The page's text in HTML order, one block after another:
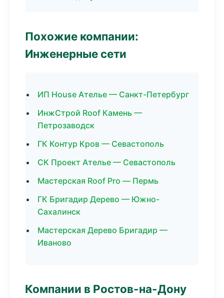
Похожие компании:
Инженерные сети
ИП House Ателье — Санкт-Петербург
ИнжСтрой Roof Камень —
Петрозаводск
ГК Контур Кров — Севастополь
СК Проект Ателье — Севастополь
Мастерская Roof Pro — Пермь
ГК Бригадир Дерево — Южно-
Сахалинск
Мастерская Дерево Бригадир —
Иваново
Компании в Ростов-на-Дону